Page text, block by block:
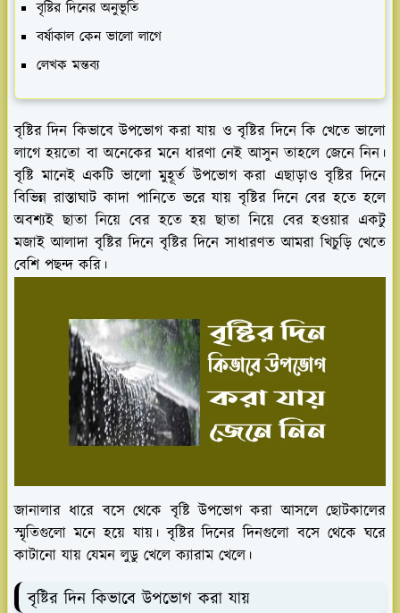
বৃষ্টির দিনের অনুভূতি
বর্ষাকাল কেন ভালো লাগে
লেখক মন্তব্য
বৃষ্টির দিন কিভাবে উপভোগ করা যায় ও বৃষ্টির দিনে কি খেতে ভালো
লাগে হয়তো বা অনেকের মনে ধারণা নেই আসুন তাহলে জেনে নিন।
বৃষ্টি মানেই একটি ভালো মুহূর্ত উপভোগ করা এছাড়াও বৃষ্টির দিনে
বিভিন্ন রাস্তাঘাট কাদা পানিতে ভরে যায় বৃষ্টির দিনে বের হতে হলে
অবশ্যই ছাতা নিয়ে বের হতে হয় ছাতা নিয়ে বের হওয়ার একটু
মজাই আলাদা বৃষ্টির দিনে বৃষ্টির দিনে সাধারণত আমরা খিচুড়ি খেতে
বেশি পছন্দ করি।
জানালার ধারে বসে থেকে বৃষ্টি উপভোগ করা আসলে ছোটকালের
স্মৃতিগুলো মনে হয়ে যায়। বৃষ্টির দিনের দিনগুলো বসে থেকে ঘরে
কাটানো যায় যেমন লুডু খেলে ক্যারাম খেলে।
বৃষ্টির দিন কিভাবে উপভোগ করা যায়